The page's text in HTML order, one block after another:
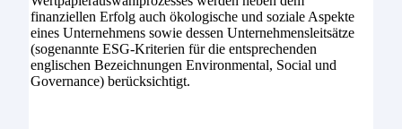
finanziellen Erfolg auch ökologische und soziale Aspekte
eines Unternehmens sowie dessen Unternehmensleitsätze
(sogenannte ESG-Kriterien für die entsprechenden
englischen Bezeichnungen Environmental, Social und
Governance) berücksichtigt.